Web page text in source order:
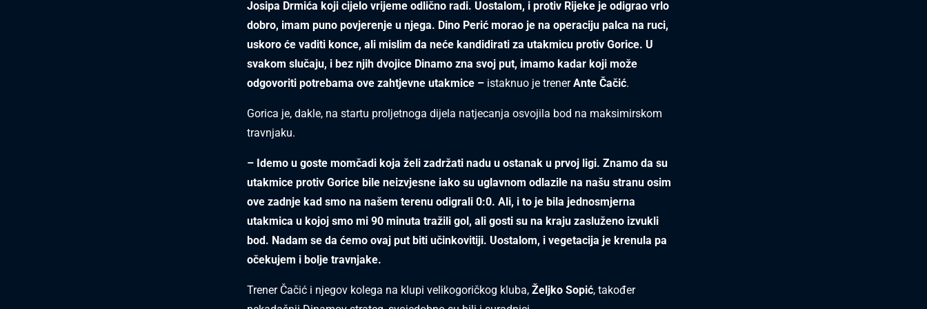
Josipa Drmića koji cijelo vrijeme odlično radi. Uostalom, i protiv Rijeke je odigrao vrlo
dobro, imam puno povjerenje u njega. Dino Perić morao je na operaciju palca na ruci,
uskoro će vaditi konce, ali mislim da neće kandidirati za utakmicu protiv Gorice. U
svakom slučaju, i bez njih dvojice Dinamo zna svoj put, imamo kadar koji može
odgovoriti potrebama ove zahtjevne utakmice – istaknuo je trenerAnte Čačić.
Gorica je, dakle, na startu proljetnoga dijela natjecanja osvojila bod na maksimirskom
travnjaku.
– Idemo u goste momčadi koja želi zadržati nadu u ostanak u prvoj ligi. Znamo da su
utakmice protiv Gorice bile neizvjesne iako su uglavnom odlazile na našu stranu osim
ove zadnje kad smo na našem terenu odigrali 0:0. Ali, i to je bila jednosmjerna
utakmica u kojoj smo mi 90 minuta tražili gol, ali gosti su na kraju zasluženo izvukli
bod. Nadam se da ćemo ovaj put biti učinkovitiji. Uostalom, i vegetacija je krenula pa
očekujem i bolje travnjake.
Trener Čačić i njegov kolega na klupi velikogoričkog kluba, Željko Sopić, također